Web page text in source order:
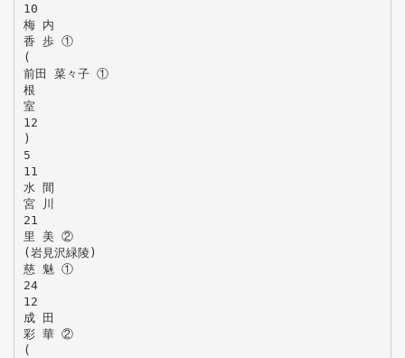
10
梅 内
香 歩 ①
(
前田 菜々子 ①
根
室
12
)
5
11
水 間
宮 川
21
里 美 ②
(岩見沢緑陵)
慈 魅 ①
24
12
成 田
彩 華 ②
(